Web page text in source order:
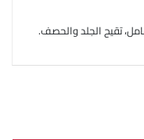
تقيح الجلد والحصف.